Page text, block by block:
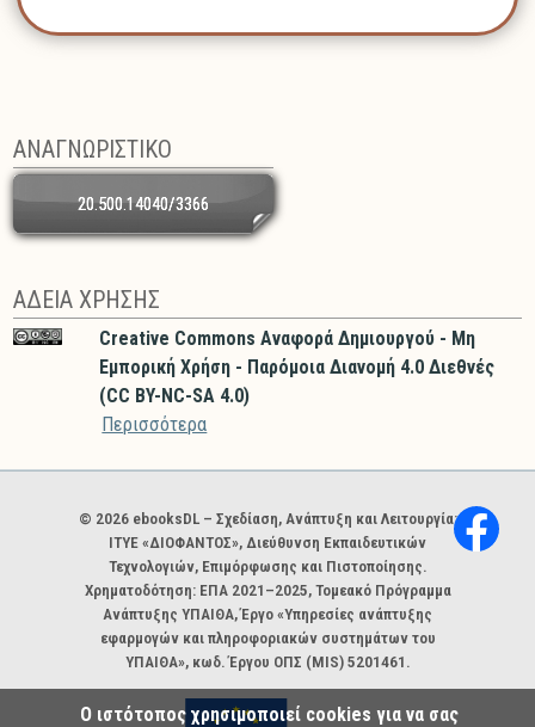
ΑΝΑΓΝΩΡΙΣΤΙΚΟ
20.500.14040/3366
ΑΔΕΙΑ ΧΡΗΣΗΣ
Creative Commons Αναφορά Δημιουργού - Μη
Εμπορική Χρήση - Παρόμοια Διανομή 4.0 Διεθνές
(CC BY-NC-SA 4.0)
Περισσότερα
Χορηγοί και φορείς
© 2026 ebooksDL – Σχεδίαση, Ανάπτυξη και Λειτουργία:
ΙΤΥΕ «ΔΙΟΦΑΝΤΟΣ», Διεύθυνση Εκπαιδευτικών
Τεχνολογιών, Επιμόρφωσης και Πιστοποίησης.
Χρηματοδότηση: ΕΠΑ 2021–2025, Τομεακό Πρόγραμμα
Ανάπτυξης ΥΠΑΙΘΑ, Έργο «Υπηρεσίες ανάπτυξης
εφαρμογών και πληροφοριακών συστημάτων του
ΥΠΑΙΘΑ», κωδ. Έργου ΟΠΣ (MIS) 5201461.
Ο ιστότοπος χρησιμοποιεί cookies για να σας